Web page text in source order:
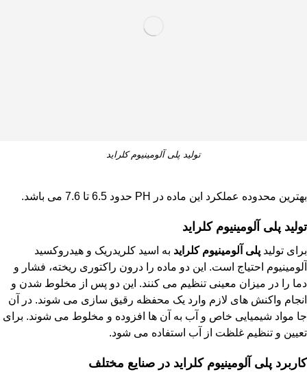
تولید پلی آلومینیوم کلراید
بهترین محدوده عملکرد این ماده در PH حدود 6.5 تا 7.6 می باشد.
تولید پلی آلومینیوم کلراید
برای تولید پلی آلومینیوم کلراید به اسید کلریدریک و هیدروکسید
آلومینیوم احتیاج است. این دو ماده را درون راکتوری ریخته، فشار و
دما را در میزان معینی تنظیم می کنند. این دو پس از مخلوط شدن و
انجام واکنش های لازم وارد یک محفظه رقیق سازی می شوند. در آن
جا مواد شیمیایی خاص و آب به آن ها افزوده و مخلوط می شوند. برای
تعیین و تنظیم غلظت از آب استفاده می شود.
کاربرد پلی آلومینیوم کلراید در صنایع مختلف